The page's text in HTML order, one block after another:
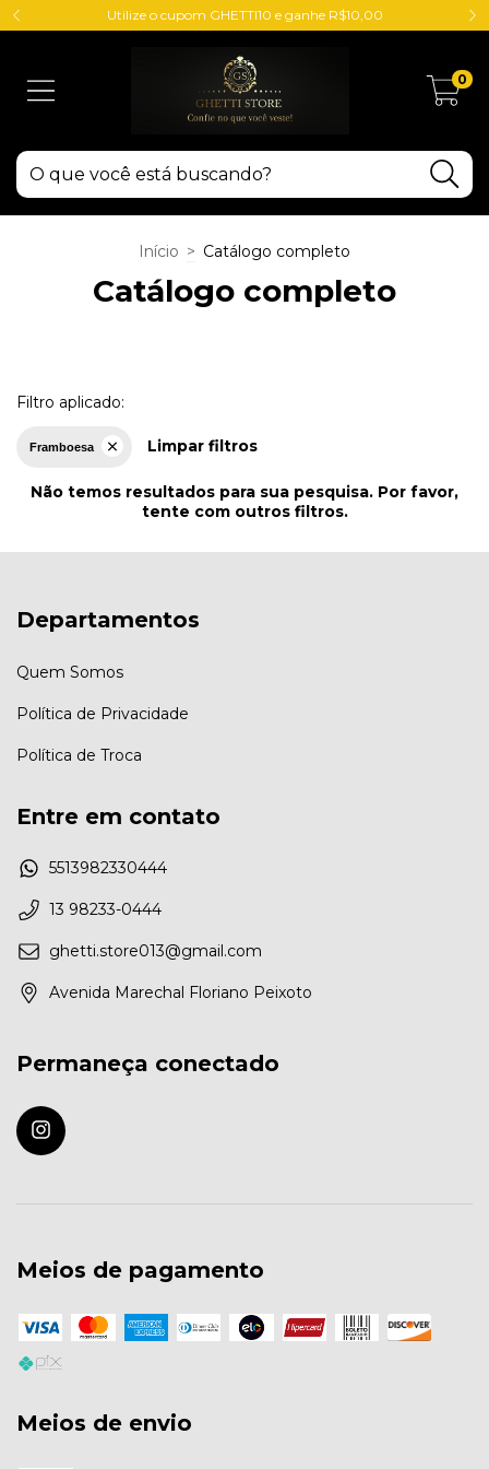
Utilize o cupom GHETTI10 e ganhe R$10,00
0
Início > Catálogo completo
Catálogo completo
Filtro aplicado:
Framboesa Limpar filtros
Não temos resultados para sua pesquisa. Por favor,
tente com outros filtros.
Departamentos
Quem Somos
Política de Privacidade
Política de Troca
Entre em contato
5513982330444
13 98233-0444
ghetti.store013@gmail.com
Avenida Marechal Floriano Peixoto
Permaneça conectado
Meios de pagamento
Meios de envio